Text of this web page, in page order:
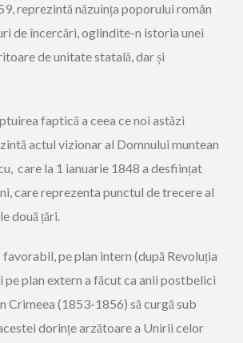
reprezintă năzuința poporului român
de încercări, oglindite-n istoria unei
de unitate statală, dar și
faptică a ceea ce noi astăzi
actul vizionar al Domnului muntean
care la 1 ianuarie 1848 a desființat
care reprezenta punctul de trecere al
două țări.
pe plan intern (după Revoluția
pe plan extern a făcut ca anii postbelici
Crimeea (1853-1856) să curgă sub
dorințe arzătoare a Unirii celor